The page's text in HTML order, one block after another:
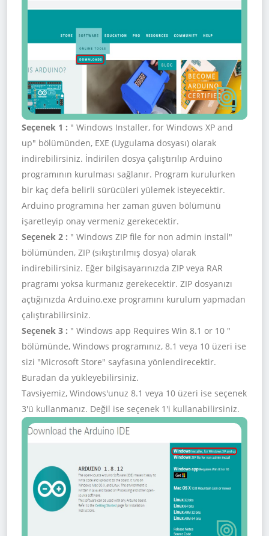
Seçenek 1 : " Windows Installer, for Windows XP and
up" bölümünden, EXE (Uygulama dosyası) olarak
indirebilirsiniz. İndirilen dosya çalıştırılıp Arduino
programının kurulması sağlanır. Program kurulurken
bir kaç defa belirli sürücüleri yülemek isteyecektir.
Arduino programına her zaman güven bölümünü
işaretleyip onay vermeniz gerekecektir.
Seçenek 2 : " Windows ZIP file for non admin install"
bölümünden, ZIP (sıkıştırılmış dosya) olarak
indirebilirsiniz. Eğer bilgisayarınızda ZIP veya RAR
pragramı yoksa kurmanız gerekecektir. ZIP dosyanızı
açtığınızda Arduino.exe programını kurulum yapmadan
çalıştırabilirsiniz.
Seçenek 3 : " Windows app Requires Win 8.1 or 10 "
bölümünde, Windows programınız, 8.1 veya 10 üzeri ise
sizi "Microsoft Store" sayfasına yönlendirecektir.
Buradan da yükleyebilirsiniz.
Tavsiyemiz, Windows'unuz 8.1 veya 10 üzeri ise seçenek
3'ü kullanmanız. Değil ise seçenek 1'i kullanabilirsiniz.